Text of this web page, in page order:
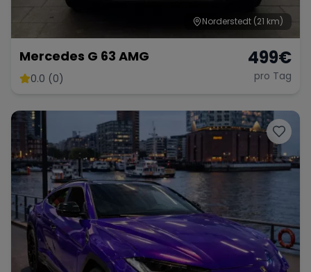
Norderstedt (21 km)
Mercedes G 63 AMG
0.0 (0)
499€
pro Tag